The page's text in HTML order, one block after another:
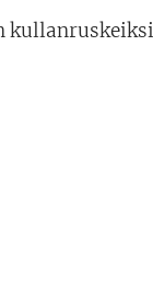
kullanruskeiksi